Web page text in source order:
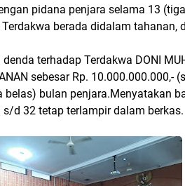
pidana penjara selama 13
berada didalam tahanan,
terhadap Terdakwa DONI
sebesar Rp. 10.000.000.000,-
belas) bulan penjara.Menyatakan
s/d 32 tetap terlampir dalam berkas.